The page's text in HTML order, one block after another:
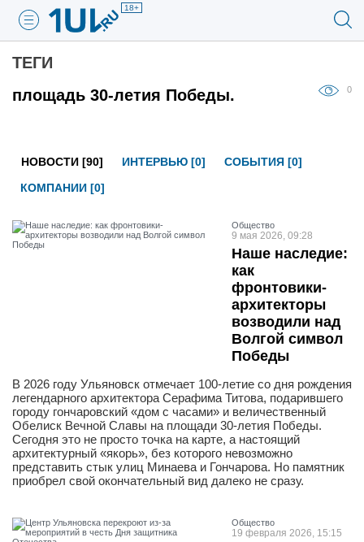
18+
ТЕГИ
площадь 30-летия Победы.
0
НОВОСТИ [90] ИНТЕРВЬЮ [0]
СОБЫТИЯ [0]
КОМПАНИИ [0]
Общество
9 мая 2026, 09:28
Наше наследие:
как
фронтовики-
архитекторы
возводили над
Волгой символ
Победы
В 2026 году Ульяновск отмечает 100-летие со дня рождения
легендарного архитектора Серафима Титова, подарившего
городу гончаровский «дом с часами» и величественный
Обелиск Вечной Славы на площади 30-летия Победы.
Сегодня это не просто точка на карте, а настоящий
архитектурный «якорь», без которого невозможно
представить стык улиц Минаева и Гончарова. Но памятник
приобрел свой окончательный вид далеко не сразу.
Общество
19 февраля 2026, 15:15